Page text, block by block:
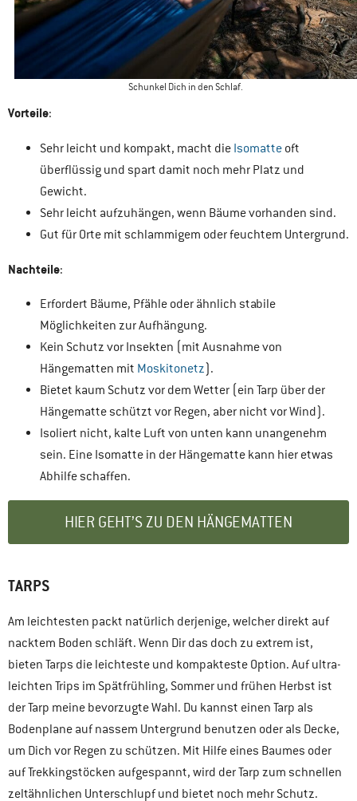
Schunkel Dich in den Schlaf.
Vorteile:
Sehr leicht und kompakt, macht die Isomatte oft
überflüssig und spart damit noch mehr Platz und
Gewicht.
Sehr leicht aufzuhängen, wenn Bäume vorhanden sind.
Gut für Orte mit schlammigem oder feuchtem Untergrund.
Nachteile:
Erfordert Bäume, Pfähle oder ähnlich stabile
Möglichkeiten zur Aufhängung.
Kein Schutz vor Insekten (mit Ausnahme von
Hängematten mit Moskitonetz).
Bietet kaum Schutz vor dem Wetter (ein Tarp über der
Hängematte schützt vor Regen, aber nicht vor Wind).
Isoliert nicht, kalte Luft von unten kann unangenehm
sein. Eine Isomatte in der Hängematte kann hier etwas
Abhilfe schaffen.
HIER GEHT’S ZU DEN HÄNGEMATTEN
TARPS
Am leichtesten packt natürlich derjenige, welcher direkt auf
nacktem Boden schläft. Wenn Dir das doch zu extrem ist,
bieten Tarps die leichteste und kompakteste Option. Auf ultra-
leichten Trips im Spätfrühling, Sommer und frühen Herbst ist
der Tarp meine bevorzugte Wahl. Du kannst einen Tarp als
Bodenplane auf nassem Untergrund benutzen oder als Decke,
um Dich vor Regen zu schützen. Mit Hilfe eines Baumes oder
auf Trekkingstöcken aufgespannt, wird der Tarp zum schnellen
zeltähnlichen Unterschlupf und bietet noch mehr Schutz.